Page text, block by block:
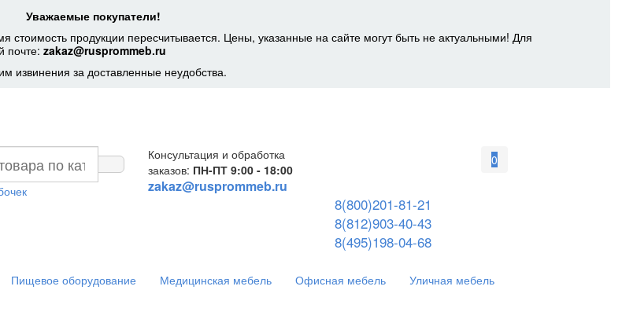
Уважаемые покупатели!
продукции пересчитывается. Цены, указанные на сайте могут быть не актуальными! Для
почте: zakaz@rusprommeb.ru
извинения за доставленные неудобства.
Консультация и обработка
заказов: ПН-ПТ 9:00 - 18:00
zakaz@rusprommeb.ru
8(800)201-81-21
8(812)903-40-43
8(495)198-04-68
0
Пищевое оборудование Медицинская мебель Офисная мебель Уличная мебель